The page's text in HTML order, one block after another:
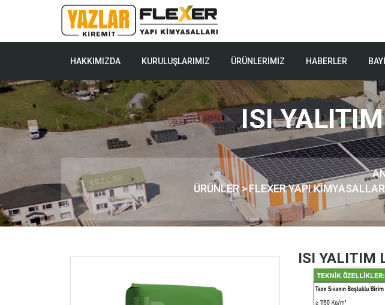
HAKKIMIZDA KURULUŞLARIMIZ ÜRÜNLERİMİZ HABERLER
ISI
ÜRÜNLER>FLEXER YAPI
ISI YALITIM